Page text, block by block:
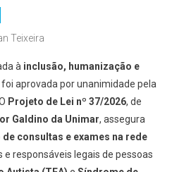
Teixeira
à inclusão, humanização e
foi aprovada por unanimidade pela
Projeto de Lei nº 37/2026, de
Galdino da Unimar, assegura
consultas e exames na rede
e responsáveis legais de pessoas